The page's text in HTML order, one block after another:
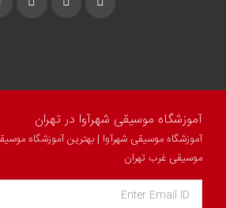
آموزشگاه موسیقی شهرآوا در تهران
آموزشگاه موسیقی شهرآوا | بهترین آموزشگاه
موسیقی غرب تهران